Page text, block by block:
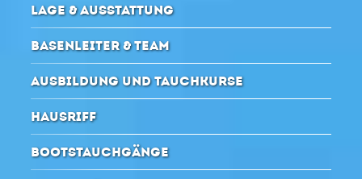
LAGE & AUSSTATTUNG
BASENLEITER & TEAM
AUSBILDUNG UND TAUCHKURSE
HAUSRIFF
BOOTSTAUCHGÄNGE